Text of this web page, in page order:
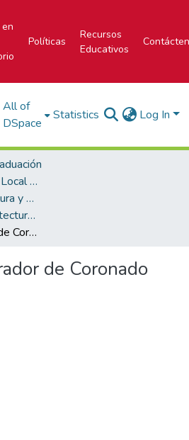
Políticas
Recursos
Educativos
All of
DSpace
Statistics Log In
Campus Tecnológico Local San José
Escuela de Arquitectura y Urbanismo
Licenciatura en Arquitectura y Urbanismo
Estadio El Labrador de Coronado
de Coronado